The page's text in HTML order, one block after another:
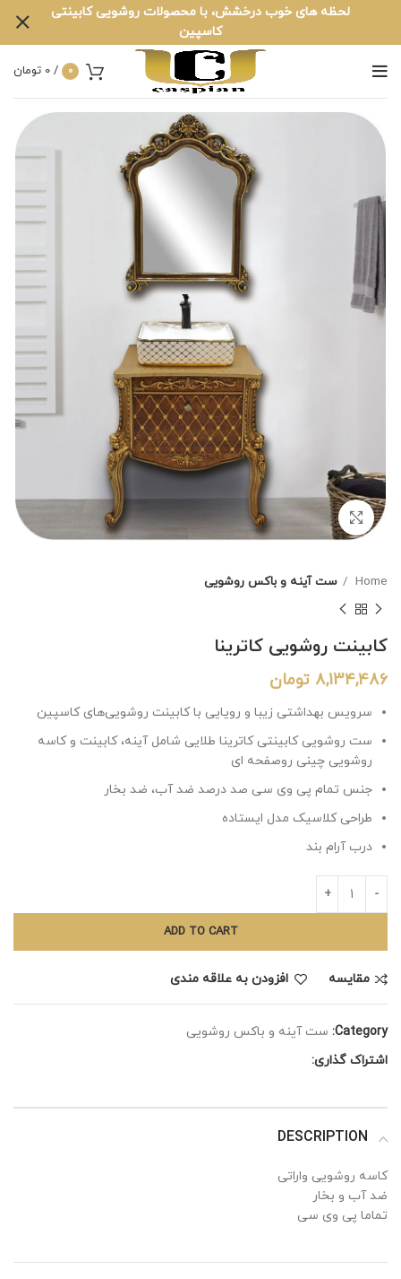
0
/
0 تومان
برای بزرگنمایی کلیک کنید
Home ست آینه و باکس روشویی
کابینت روشویی کاترینا
8,134,486 تومان
سرویس بهداشتی زیبا و رویایی با کابینت روشویی‌های کاسپین
ست روشویی کابینتی کاترینا طلایی شامل آینه، کابینت و کاسه
روشویی چینی روصفحه ای
جنس تمام پی وی سی صد درصد ضد آب، ضد بخار
طراحی کلاسیک مدل ایستاده
درب آرام بند
ADD TO CART
مقايسه افزودن به علاقه مندی
Category: ست آینه و باکس روشویی
اشتراک گذاری:
DESCRIPTION
کاسه روشویی واراتی
ضد آب و بخار
تماما پی وی سی
لحظه های خوب درخشش، با محصولات روشویی کابینتی
کاسپین